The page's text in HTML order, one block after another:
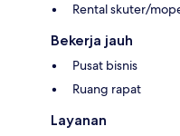
Rental skuter/
Bekerja jauh
Pusat bisnis
Ruang rapat
Layanan